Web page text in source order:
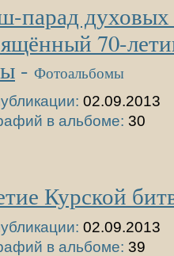
парад духовых
70-
- Фотоальбомы
02.09.2013
в альбоме: 30
Курской
02.09.2013
в альбоме: 39